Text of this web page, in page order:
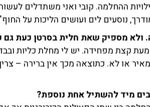
ההחלמה. קובי ואני משתדלים
נוסעים לים ועושים הליכות על
מספיק שאת חלית בסרטן כעת גם
קצת מפחידה. יש לי מחלת כליות
או לא. כתוצאה מכך אין ברירה –
מיד להשתיל אחת נוספת?